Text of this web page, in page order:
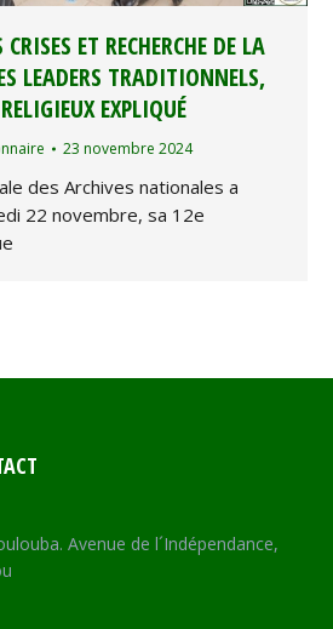
ET RECHERCHE DE LA
LEADERS TRADITIONNELS,
EXPLIQUÉ
23 novembre 2024
des Archives nationales a
22 novembre, sa 12e
Avenue de l´Indépendance,